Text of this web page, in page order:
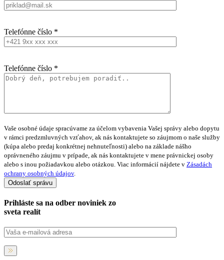
Telefónne číslo *
Telefónne číslo *
Vaše osobné údaje spracúvame za účelom vybavenia Vašej správy alebo dopytu
v rámci predzmluvných vzťahov, ak nás kontaktujete so záujmom o naše služby
(kúpa alebo predaj konkrétnej nehnuteľnosti) alebo na základe nášho
oprávneného záujmu v prípade, ak nás kontaktujete v mene právnickej osoby
alebo s inou požiadavkou alebo otázkou. Viac informácií nájdete v Zásadách
ochrany osobných údajov.
Prihláste sa na odber noviniek zo
sveta realít